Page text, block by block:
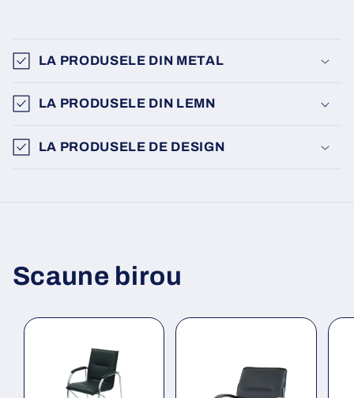
LA PRODUSELE DIN METAL
LA PRODUSELE DIN LEMN
LA PRODUSELE DE DESIGN
Scaune birou